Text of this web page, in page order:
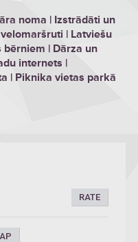
noma | Izstrādāti un
| Latviešu
| Dārza un
internets |
| Piknika vietas parkā
RATE